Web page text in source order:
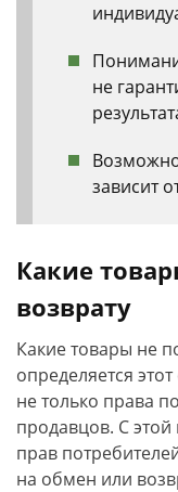
не
зависит
Какие
возврату
Какие товары не
определяется
не только права
продавцов. С
прав
на обмен или